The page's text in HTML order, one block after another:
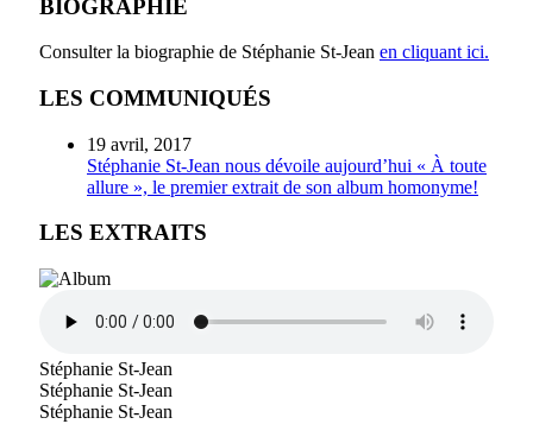
BIOGRAPHIE
Consulter la biographie de Stéphanie St-Jean en cliquant ici.
LES COMMUNIQUÉS
19 avril, 2017
Stéphanie St-Jean nous dévoile aujourd’hui « À toute
allure », le premier extrait de son album homonyme!
LES EXTRAITS
Stéphanie St-Jean
Stéphanie St-Jean
Stéphanie St-Jean